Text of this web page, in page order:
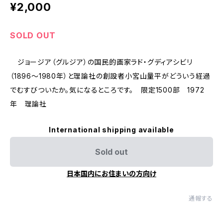
¥2,000
SOLD OUT
ジョージア（グルジア）の国民的画家ラド・グディアシビリ
（1896～1980年）と理論社の創設者小宮山量平がどういう経過
でむすびついたか。気になるところです。 限定1500部 1972
年 理論社
International shipping available
Sold out
日本国内にお住まいの方向け
通報する